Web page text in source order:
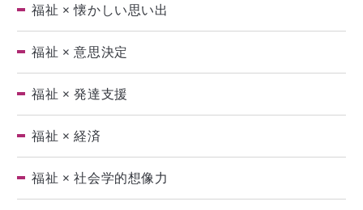
福祉 × 懐かしい思い出
福祉 × 意思決定
福祉 × 発達支援
福祉 × 経済
福祉 × 社会学的想像力